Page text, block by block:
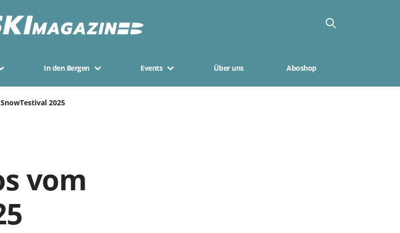
In den Bergen Events Über uns Aboshop
2025
vom